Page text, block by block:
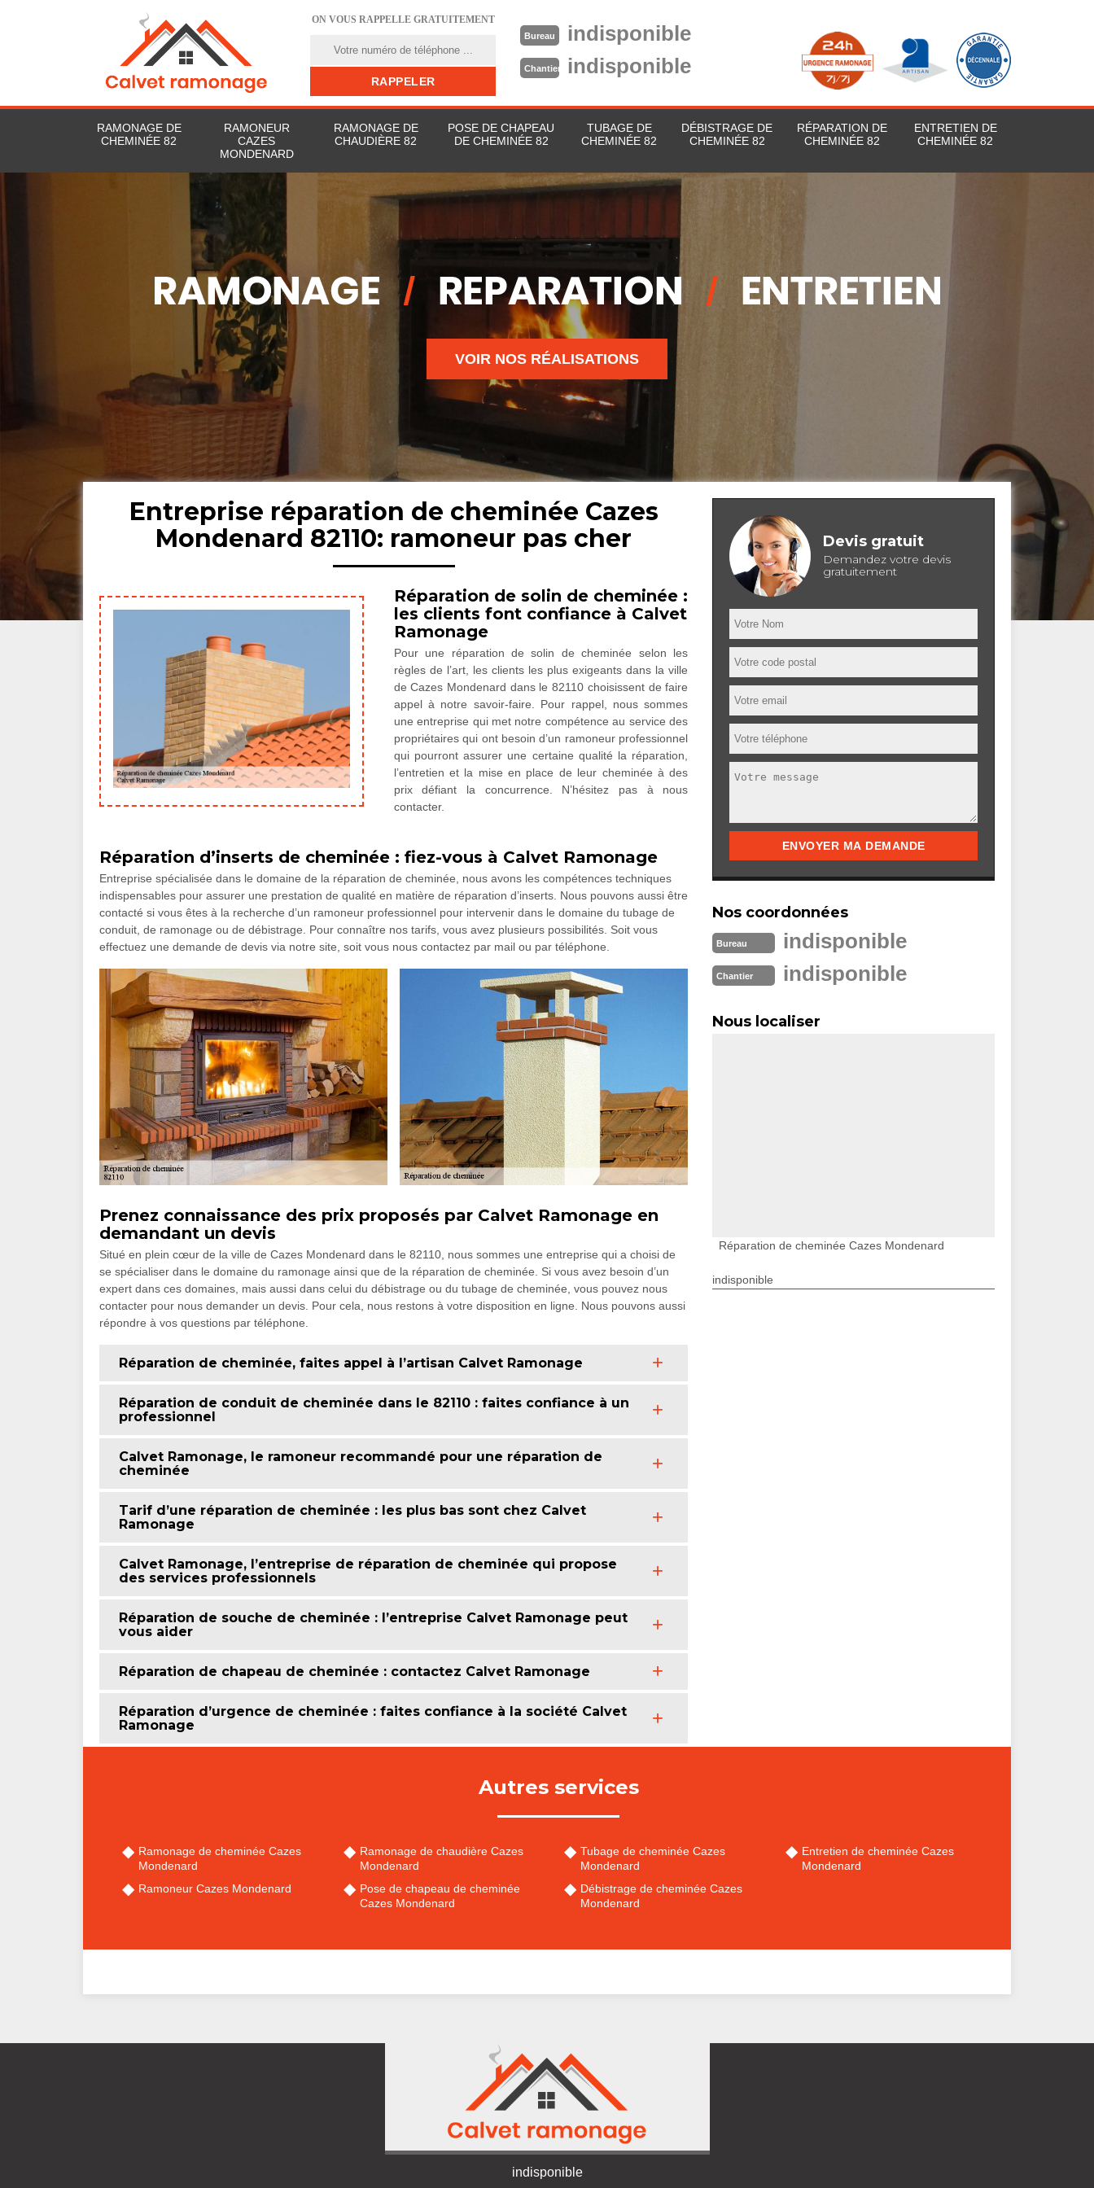
ON VOUS RAPPELLE GRATUITEMENT
Bureau indisponible
Chantier indisponible
RAMONAGE DE
CHEMINÉE 82
RAMONEUR
CAZES
MONDENARD
RAMONAGE DE
CHAUDIÈRE 82
POSE DE CHAPEAU
DE CHEMINÉE 82
TUBAGE DE
CHEMINÉE 82
DÉBISTRAGE DE
CHEMINÉE 82
RÉPARATION DE
CHEMINÉE 82
ENTRETIEN DE
CHEMINÉE 82
VOIR NOS RÉALISATIONS
Entreprise réparation de cheminée Cazes
Mondenard 82110: ramoneur pas cher
Réparation de solin de cheminée :
les clients font confiance à Calvet
Ramonage
Pour une réparation de solin de cheminée selon les
règles de l’art, les clients les plus exigeants dans la ville
de Cazes Mondenard dans le 82110 choisissent de faire
appel à notre savoir-faire. Pour rappel, nous sommes
une entreprise qui met notre compétence au service des
propriétaires qui ont besoin d’un ramoneur professionnel
qui pourront assurer une certaine qualité la réparation,
l’entretien et la mise en place de leur cheminée à des
prix défiant la concurrence. N’hésitez pas à nous
contacter.
Réparation d’inserts de cheminée : fiez-vous à Calvet Ramonage
Entreprise spécialisée dans le domaine de la réparation de cheminée, nous avons les compétences techniques
indispensables pour assurer une prestation de qualité en matière de réparation d’inserts. Nous pouvons aussi être
contacté si vous êtes à la recherche d’un ramoneur professionnel pour intervenir dans le domaine du tubage de
conduit, de ramonage ou de débistrage. Pour connaître nos tarifs, vous avez plusieurs possibilités. Soit vous
effectuez une demande de devis via notre site, soit vous nous contactez par mail ou par téléphone.
Prenez connaissance des prix proposés par Calvet Ramonage en
demandant un devis
Situé en plein cœur de la ville de Cazes Mondenard dans le 82110, nous sommes une entreprise qui a choisi de
se spécialiser dans le domaine du ramonage ainsi que de la réparation de cheminée. Si vous avez besoin d’un
expert dans ces domaines, mais aussi dans celui du débistrage ou du tubage de cheminée, vous pouvez nous
contacter pour nous demander un devis. Pour cela, nous restons à votre disposition en ligne. Nous pouvons aussi
répondre à vos questions par téléphone.
Réparation de cheminée, faites appel à l’artisan Calvet Ramonage
Réparation de conduit de cheminée dans le 82110 : faites confiance à un
professionnel
Calvet Ramonage, le ramoneur recommandé pour une réparation de
cheminée
Tarif d’une réparation de cheminée : les plus bas sont chez Calvet
Ramonage
Calvet Ramonage, l’entreprise de réparation de cheminée qui propose
des services professionnels
Réparation de souche de cheminée : l’entreprise Calvet Ramonage peut
vous aider
Réparation de chapeau de cheminée : contactez Calvet Ramonage
Réparation d’urgence de cheminée : faites confiance à la société Calvet
Ramonage
Devis gratuit
Demandez votre devis
gratuitement
Nos coordonnées
Bureau indisponible
Chantier indisponible
Nous localiser
Réparation de cheminée Cazes Mondenard
indisponible
Autres services
Ramonage de cheminée Cazes
Mondenard
Ramoneur Cazes Mondenard
Ramonage de chaudière Cazes
Mondenard
Pose de chapeau de cheminée
Cazes Mondenard
Tubage de cheminée Cazes
Mondenard
Débistrage de cheminée Cazes
Mondenard
Entretien de cheminée Cazes
Mondenard
indisponible